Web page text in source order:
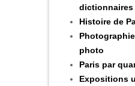
dictionnaires
Histoire de
photo
Paris par
Expositions